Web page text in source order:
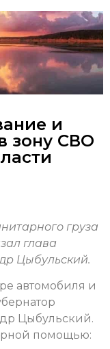
и
зону СВО
груза
глава
Цыбульский.
автомобиля и
Цыбульский.
помощью: